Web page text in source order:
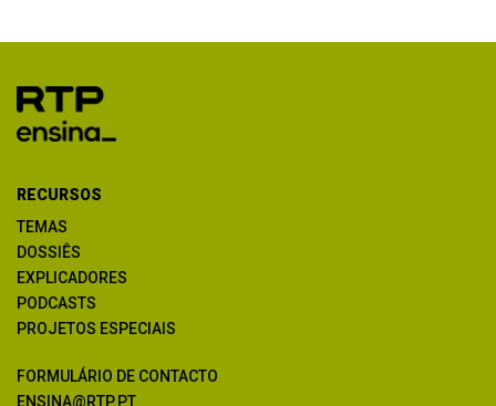
RECURSOS
TEMAS
DOSSIÊS
EXPLICADORES
PODCASTS
PROJETOS ESPECIAIS
FORMULÁRIO DE CONTACTO
ENSINA@RTP.PT